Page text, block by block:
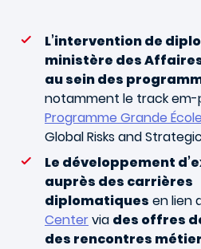
L’intervention de
ministère des
au sein des
notamment le track em-
Programme Grande École
Global Risks and
Le développement
auprès des carrières
diplomatiques en lien
Centervia des offres
des rencontres